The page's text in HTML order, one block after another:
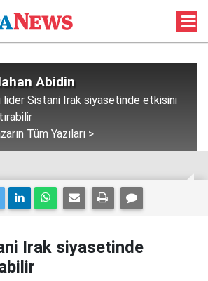
Abidin
lider Sistani Irak siyasetinde etkisini
Tüm Yazıları >
Irak siyasetinde